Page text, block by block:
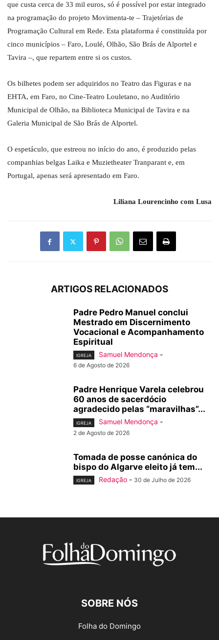
que custa cerca de 33 mil euros, só é possível por estar integrado
na programação do projeto Movimenta-te – Trajetórias de
Programação Cultural em Rede. Esta plataforma é constituída por
cinco municípios – Faro, Loulé, Olhão, São Brás de Alportel e
Tavira –, que repartem entre si os custos.
Os bilhetes podem ser adquiridos no Teatro das Figuras e na
EHTA, em Faro, no Cine-Teatro Louletano, no Auditório
Municipal de Olhão, na Biblioteca Municipal de Tavira e na
Galeria Municipal de São Brás de Alportel.
O espetáculo, que estreou no início do ano, é produzido pelas
companhias belgas Laika e Muzietheater Tranparant e, em
Portugal, apenas será apresentado em Faro.
Liliana Lourencinho com Lusa
ARTIGOS RELACIONADOS
Padre Pedro Manuel conclui
Mestrado em Discernimento
Vocacional e Acompanhamento
Espiritual
IGREJA Samuel Mendonça -
6 de Agosto de 2026
Padre Henrique Varela celebrou
60 anos de sacerdócio
agradecido pelas “maravilhas”...
IGREJA Samuel Mendonça -
2 de Agosto de 2026
Tomada de posse canónica do
bispo do Algarve eleito já tem...
IGREJA Redação - 30 de Julho de 2026
SOBRE NÓS
Folha do Domingo